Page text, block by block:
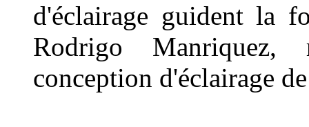
d'éclairage guident la
Rodrigo Manriquez,
conception d'éclairage